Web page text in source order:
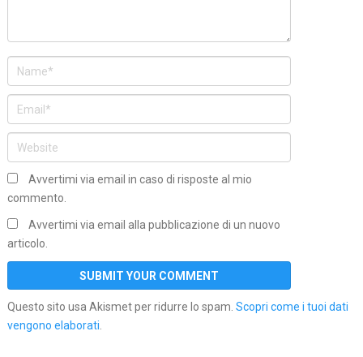
Avvertimi via email in caso di risposte al mio
commento.
Avvertimi via email alla pubblicazione di un nuovo
articolo.
Questo sito usa Akismet per ridurre lo spam. Scopri come i tuoi dati
vengono elaborati.